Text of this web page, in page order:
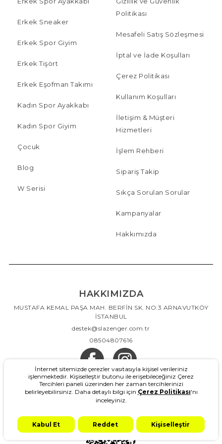
Erkek Sneaker
Erkek Spor Giyim
Erkek Tişört
Erkek Eşofman Takımı
Kadın Spor Ayakkabı
Kadın Spor Giyim
Çocuk
Blog
W Serisi
Politikası
Mesafeli Satış Sözleşmesi
İptal ve İade Koşulları
Çerez Politikası
Kullanım Koşulları
İletişim & Müşteri
Hizmetleri
İşlem Rehberi
Sipariş Takip
Sıkça Sorulan Sorular
Kampanyalar
Hakkımızda
HAKKIMIZDA
MUSTAFA KEMAL PAŞA MAH. BERFİN SK. NO:3 ARNAVUTKÖY
İSTANBUL
destek@slazenger.com.tr
08504807616
İnternet sitemizde çerezler vasıtasıyla kişisel verileriniz
işlenmektedir. Kişiselleştir butonu ile erişebileceğiniz Çerez
Tercihleri paneli üzerinden her zaman tercihlerinizi
belirleyebilirsiniz. Daha detaylı bilgi için Çerez Politikası'nı
inceleyiniz.
Kabul Et Reddet Kişiselleştir